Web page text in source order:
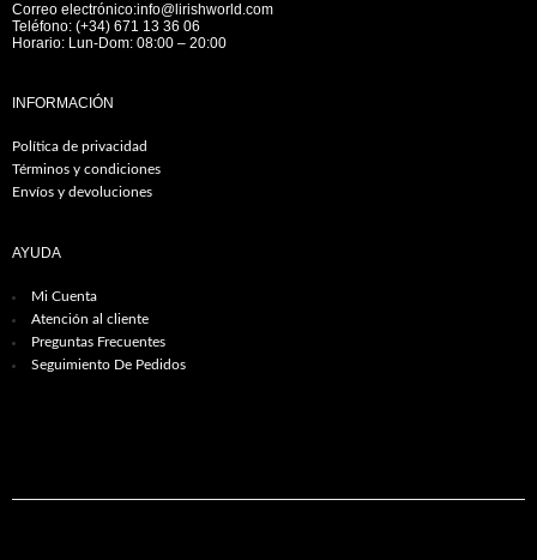
Correo electrónico:info@lirishworld.com
Teléfono: (+34) 671 13 36 06
Horario: Lun-Dom: 08:00 – 20:00
INFORMACIÓN
Política de privacidad
Términos y condiciones
Envíos y devoluciones
AYUDA
Mi Cuenta
Atención al cliente
Preguntas Frecuentes
Seguimiento De Pedidos